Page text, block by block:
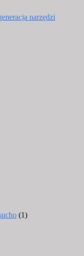
narzędzi
(1)